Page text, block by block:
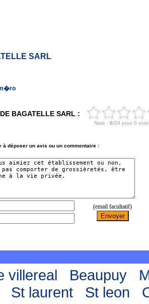
SARL
BAGATELLE SARL :
à déposer un avis ou un commentaire :
villereal Beaupuy
St laurent St leon